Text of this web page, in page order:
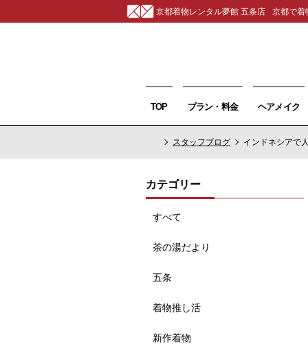
京都着物レンタル夢館 五条店 京都で着
TOP プラン・料金 ヘアメイク
スタッフブログ インドネシアで
カテゴリー
すべて
茶の湯だより
五条
着物推し活
新作着物